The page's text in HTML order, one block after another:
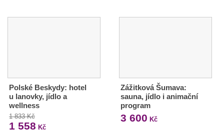
Polské Beskydy: hotel
u lanovky, jídlo a
wellness
1 833 Kč
1 558 Kč
Zážitková Šumava:
sauna, jídlo i animační
program
3 600 Kč